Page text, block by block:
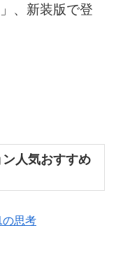
、新装版で登
人気おすすめ
の思考